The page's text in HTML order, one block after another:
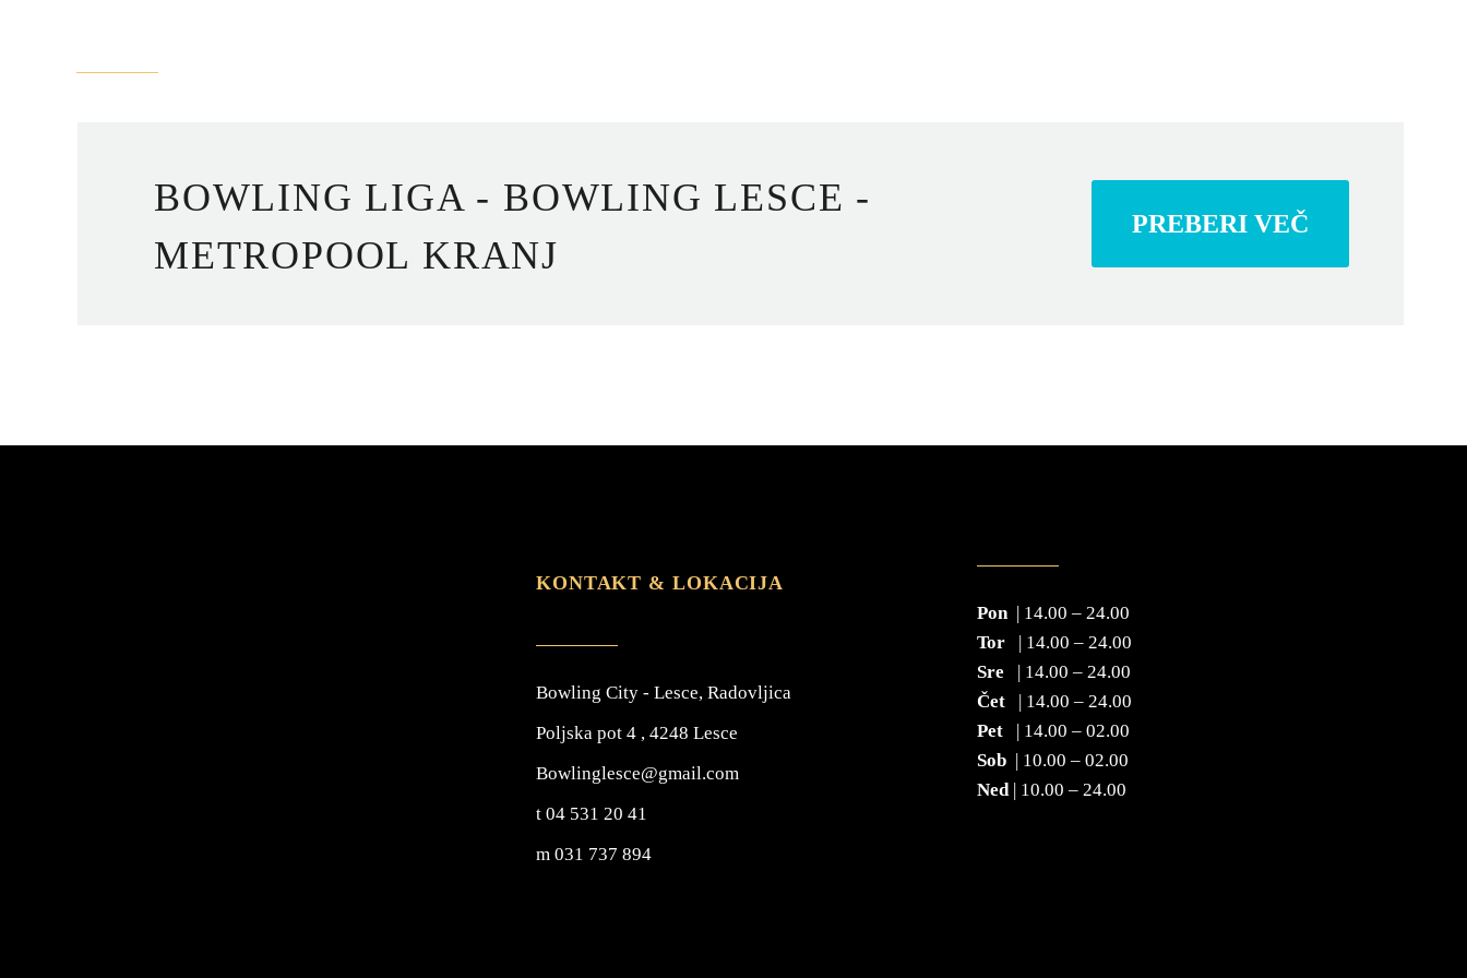
BOWLING LIGA - BOWLING LESCE -
METROPOOL KRANJ
PREBERI VEČ
KONTAKT & LOKACIJA
Bowling City - Lesce, Radovljica
Poljska pot 4 , 4248 Lesce
Bowlinglesce@gmail.com
t 04 531 20 41
m 031 737 894
Pon| 14.00 – 24.00
Tor
| 14.00 – 24.00
Sre
| 14.00 – 24.00
Čet
| 14.00 – 24.00
Pet
| 14.00 – 02.00
Sob
| 10.00 – 02.00
Ned| 10.00 – 24.00